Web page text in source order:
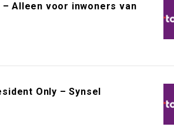
Alleen voor inwoners van
Only – Synsel